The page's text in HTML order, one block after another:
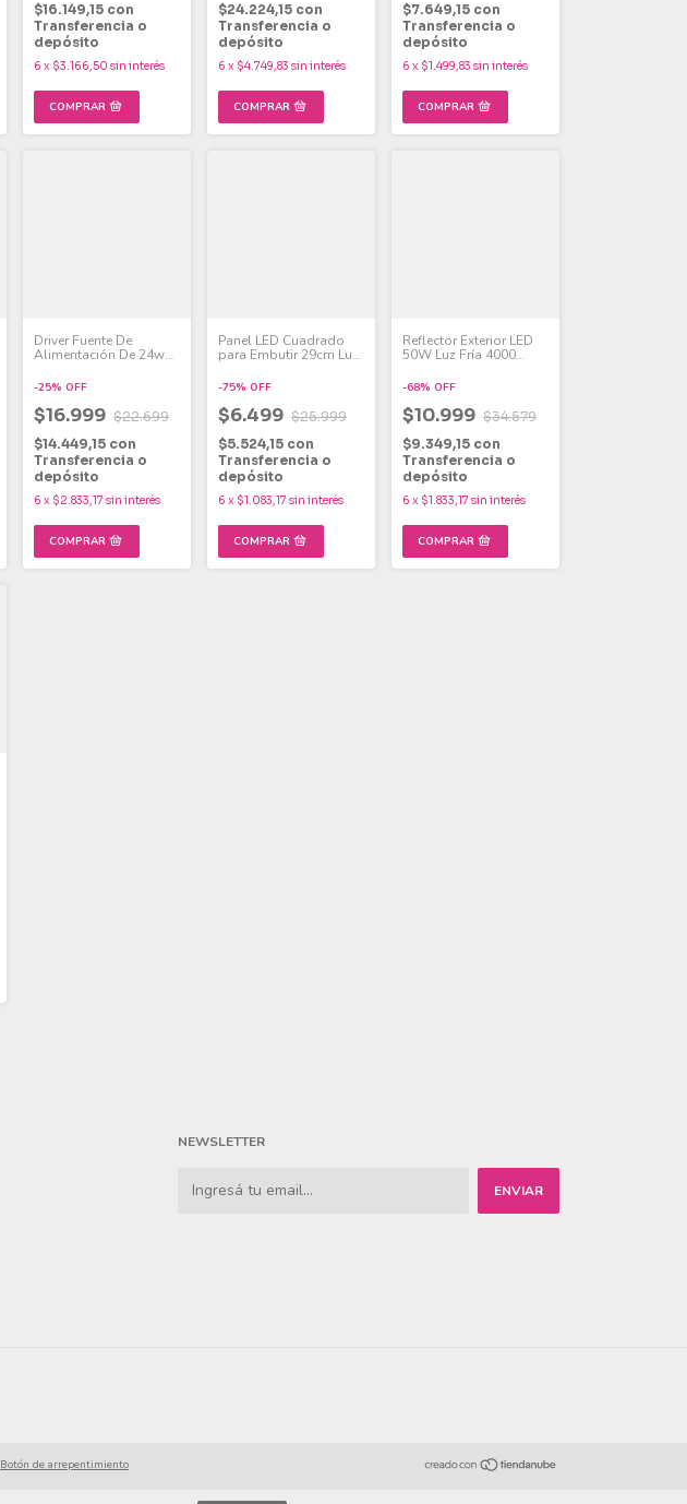
$16.149,15 con
Transferencia o
depósito
6 x $3.166,50 sin interés
$24.224,15 con
Transferencia o
depósito
6 x $4.749,83 sin interés
$7.649,15 con
Transferencia o
depósito
6 x $1.499,83 sin interés
Driver Fuente De
Alimentación De 24w
-25% OFF
$16.999 $22.699
$14.449,15 con
Transferencia o
depósito
6 x $2.833,17 sin interés
Panel LED Cuadrado
para Embutir 29cm Luz
-75% OFF
$6.499 $25.999
$5.524,15 con
Transferencia o
depósito
6 x $1.083,17 sin interés
Reflector Exterior LED
50W Luz Fría 4000
-68% OFF
$10.999 $34.579
$9.349,15 con
Transferencia o
depósito
6 x $1.833,17 sin interés
NEWSLETTER
Botón de arrepentimiento